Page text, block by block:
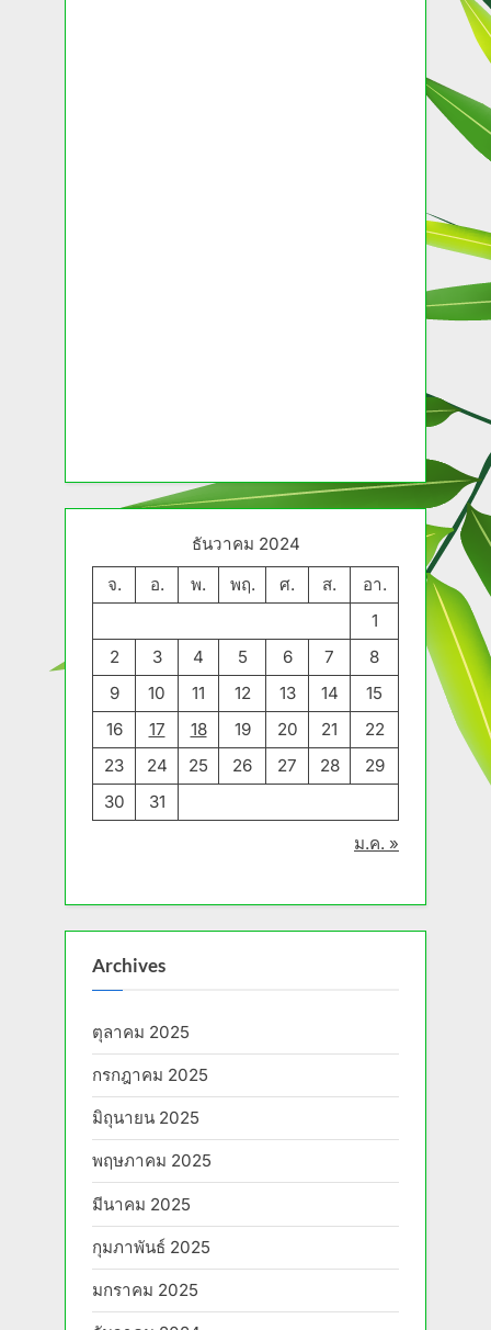
ธันวาคม 2024
จ.
อ. พ. พฤ. ศ. ส.
อา.
1
2
3 4 5 6 7
8
9
10 11 12 13 14
15
16
17 18 19 20 21
22
23
24 25 26 27 28
29
30
31
ม.ค. »
Archives
ตุลาคม 2025
กรกฎาคม 2025
มิถุนายน 2025
พฤษภาคม 2025
มีนาคม 2025
กุมภาพันธ์ 2025
มกราคม 2025